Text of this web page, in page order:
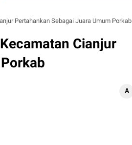
Pertahankan Sebagai Juara Umum Porkab
Cianjur
A